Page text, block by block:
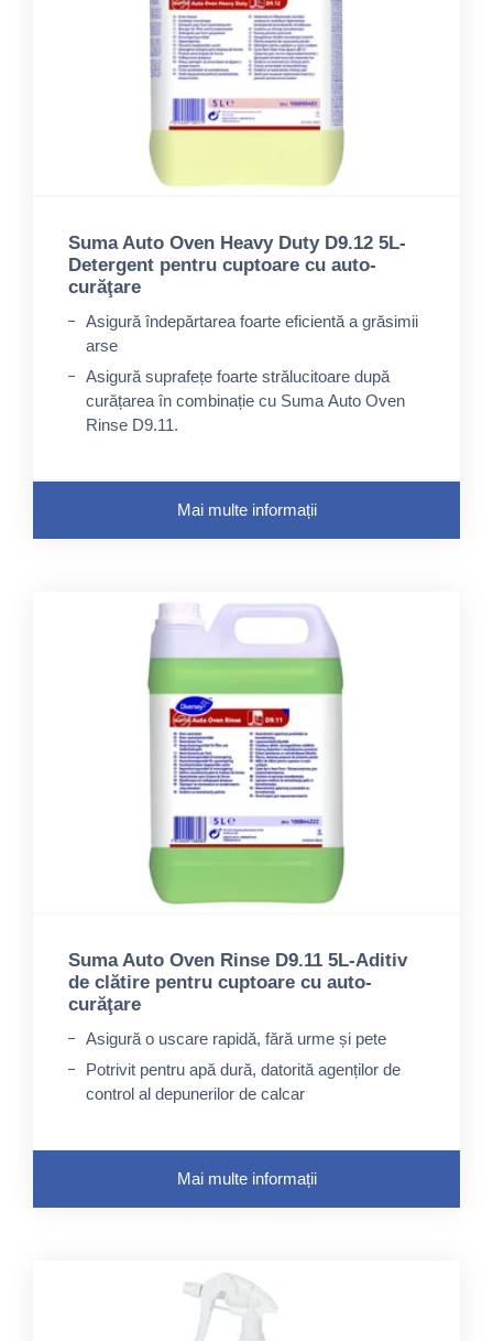
Suma Auto Oven Heavy Duty D9.12 5L-
Detergent pentru cuptoare cu auto-
curăţare
Asigură îndepărtarea foarte eficientă a grăsimii
arse
Asigură suprafețe foarte strălucitoare după
curățarea în combinație cu Suma Auto Oven
Rinse D9.11.
Mai multe informații
Suma Auto Oven Rinse D9.11 5L-Aditiv
de clătire pentru cuptoare cu auto-
curăţare
Asigură o uscare rapidă, fără urme și pete
Potrivit pentru apă dură, datorită agenților de
control al depunerilor de calcar
Mai multe informații